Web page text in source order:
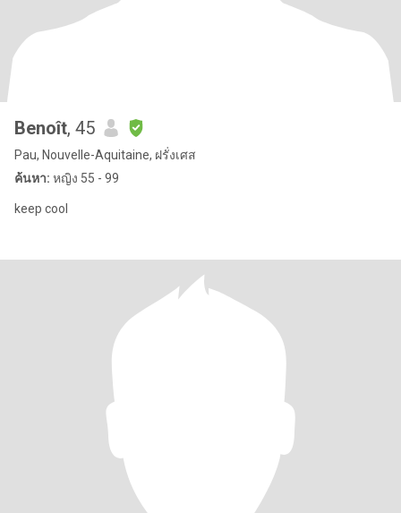
Benoît, 45
Pau, Nouvelle-Aquitaine, ฝรั่งเศส
ค้นหา: หญิง 55 - 99
keep cool